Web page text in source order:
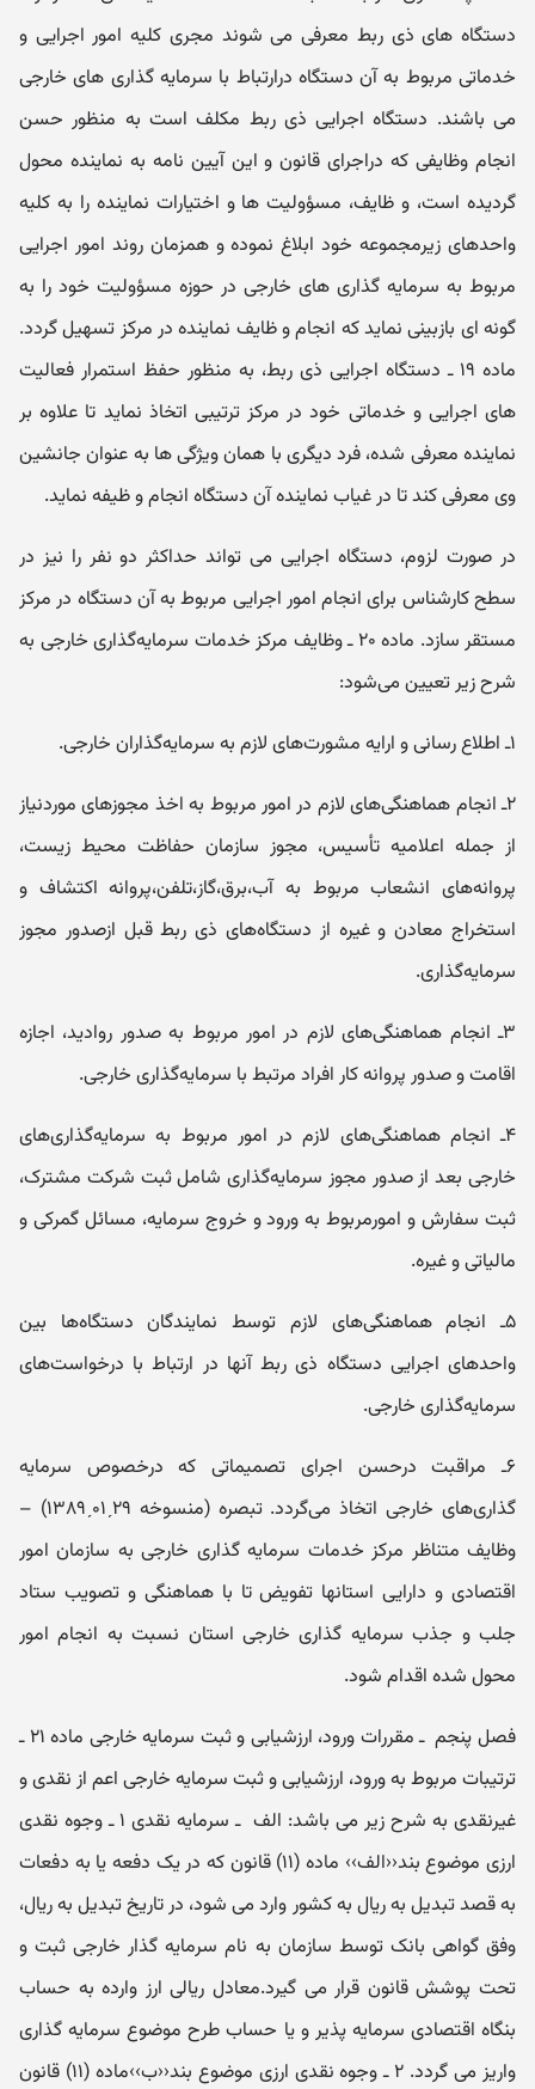
دستگاه های ذی ربط معرفی می شوند مجری کلیه امور اجرایی و
خدماتی مربوط به آن دستگاه درارتباط با سرمایه گذاری های خارجی
می باشند. دستگاه اجرایی ذی ربط مکلف است به منظور حسن
انجام وظایفی که دراجرای قانون و این آیین نامه به نماینده محول
گردیده است، و ظایف، مسؤولیت ها و اختیارات نماینده را به کلیه
واحدهای زیرمجموعه خود ابلاغ نموده و همزمان روند امور اجرایی
مربوط به سرمایه گذاری های خارجی در حوزه مسؤولیت خود را به
گونه ای بازبینی نماید که انجام و ظایف نماینده در مرکز تسهیل گردد.
ماده ۱۹ ـ دستگاه اجرایی ذی ربط، به منظور حفظ استمرار فعالیت
های اجرایی و خدماتی خود در مرکز ترتیبی اتخاذ نماید تا علاوه بر
نماینده معرفی شده، فرد دیگری با همان ویژگی ها به عنوان جانشین
وی معرفی کند تا در غیاب نماینده آن دستگاه انجام و ظیفه نماید.
در صورت لزوم، دستگاه اجرایی می تواند حداکثر دو نفر را نیز در
سطح کارشناس برای انجام امور اجرایی مربوط به آن دستگاه در مرکز
مستقر سازد. ماده ۲۰‌ ـ‌ و‌ظایف مرکز خدمات سرمایه‌گذاری خارجی به
شرح زیر تعیین می‌شود:
۱‌ـ‌ اطلاع رسانی و ارایه مشورت‌های لازم به سرمایه‌گذاران خارجی.
۲‌ـ‌ انجام هماهنگی‌های لازم در امور مربوط به اخذ مجوزهای موردنیاز
از جمله اعلامیه تأ‌سیس، مجوز سازمان حفاظت محیط زیست،
پرو‌انه‌های انشعاب مربوط به آب،برق،گاز،تلفن،پرو‌انه اکتشاف و
استخراج معادن و غیره از دستگاه‌های ذی ‌ربط قبل ازصدو‌ر مجوز
سرمایه‌گذاری.
۳‌ـ‌ انجام هماهنگی‌های لازم در امور مربوط به صدو‌ر رو‌ادید، اجازه
اقامت و صدو‌ر پرو‌انه کار افراد مرتبط با سرمایه‌گذاری خارجی.
۴‌ـ‌ انجام هماهنگی‌های لازم در امور مربوط به سرمایه‌گذاری‌های
خارجی بعد از صدو‌ر مجوز سرمایه‌گذاری شامل ثبت شرکت مشترک،
ثبت سفارش و امورمربوط به و‌رو‌د و خرو‌ج سرمایه، مسائل گمرکی و
مالیاتی و غیره.
۵‌ـ‌ انجام هماهنگی‌های لازم توسط نمایندگان دستگاه‌ها بین
و‌احدهای اجرایی دستگاه ذی ‌ربط آنها در ارتباط با درخواست‌های
سرمایه‌گذاری خارجی.
۶‌ـ‌ مراقبت درحسن اجرای تصمیماتی که درخصوص سرمایه‌
گذاری‌های خارجی اتخاذ می‌گردد. تبصره (منسوخه ۲۹ˏ۰۱ˏ۱۳۸۹) –
وظایف متناظر مرکز خدمات سرمایه گذاری خارجی به سازمان امور
اقتصادی و دارایی استانها تفویض تا با هماهنگی و تصویب ستاد
جلب و جذب سرمایه گذاری خارجی استان نسبت به انجام امور
محول شده اقدام شود.
فصل پنجم ‌ ـ‌ مقررات و‌رو‌د، ارزشیابی و ثبت سرمایه خارجی ماده ۲۱ ـ
ترتیبات مربوط به ورود، ارزشیابی و ثبت سرمایه خارجی اعم از نقدی و
غیرنقدی به شرح زیر می باشد: الف ‌ ـ‌ سرمایه نقدی ۱ ـ وجوه نقدی
ارزی موضوع بند‹‹الف›› ماده (۱۱) قانون که در یک دفعه یا به دفعات
به قصد تبدیل به ریال به کشور وارد می شود، در تاریخ تبدیل به ریال،
وفق گواهی بانک توسط سازمان به نام سرمایه گذار خارجی ثبت و
تحت پوشش قانون قرار می گیرد.معادل ریالی ارز وارده به حساب
بنگاه اقتصادی سرمایه پذیر و یا حساب طرح موضوع سرمایه گذاری
واریز می گردد. ۲ ـ وجوه نقدی ارزی موضوع بند‹‹ب››ماده (۱۱) قانون